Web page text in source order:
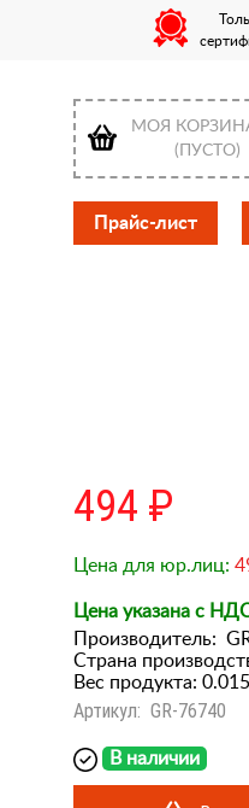
МОЯ
(ПУСТО)
Прайс-лист
494 ₽
Цена для юр.лиц:
Цена указана с
Производитель:
Страна
Вес продукта:
Артикул: GR-76740
В наличии